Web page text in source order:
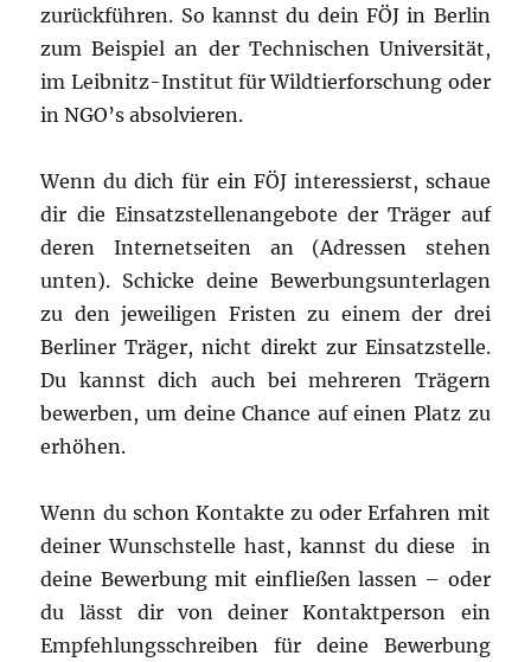
zurückführen. So kannst du dein FÖJ in Berlin
zum Beispiel an der Technischen Universität,
im Leibnitz-Institut für Wildtierforschung oder
in NGO’s absolvieren.
Wenn du dich für ein FÖJ interessierst, schaue
dir die Einsatzstellenangebote der Träger auf
deren Internetseiten an (Adressen stehen
unten). Schicke deine Bewerbungsunterlagen
zu den jeweiligen Fristen zu einem der drei
Berliner Träger, nicht direkt zur Einsatzstelle.
Du kannst dich auch bei mehreren Trägern
bewerben, um deine Chance auf einen Platz zu
erhöhen.
Wenn du schon Kontakte zu oder Erfahren mit
deiner Wunschstelle hast, kannst du diese in
deine Bewerbung mit einfließen lassen – oder
du lässt dir von deiner Kontaktperson ein
Empfehlungsschreiben für deine Bewerbung